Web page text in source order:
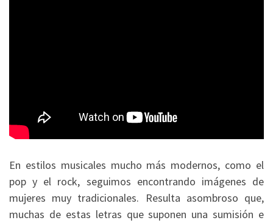
En estilos musicales mucho más modernos, como el
pop y el rock, seguimos encontrando imágenes de
mujeres muy tradicionales. Resulta asombroso que,
muchas de estas letras que suponen una sumisión e